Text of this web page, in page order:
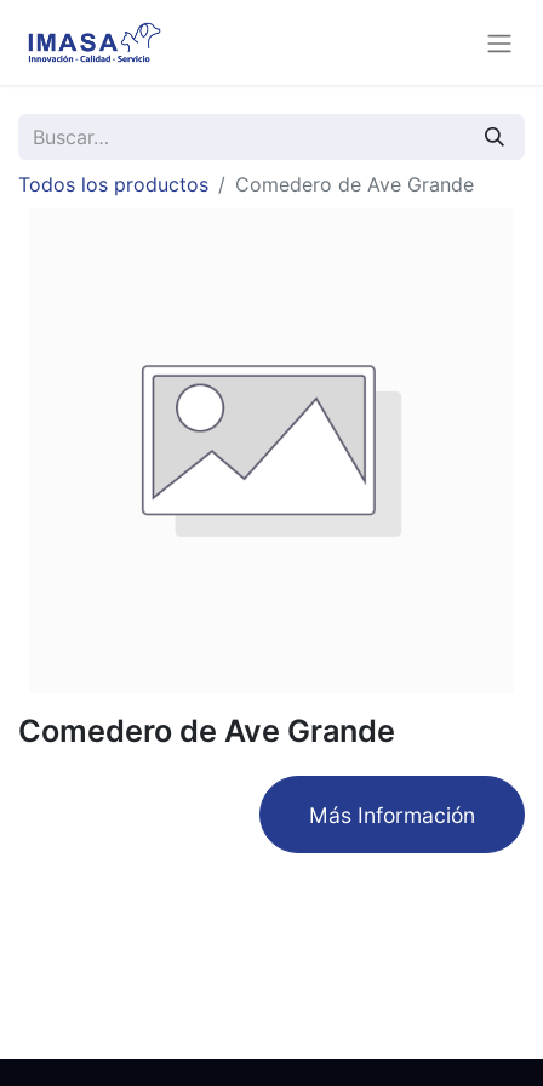
Todos los productos Comedero de Ave Grande
Comedero de Ave Grande
​Más Información